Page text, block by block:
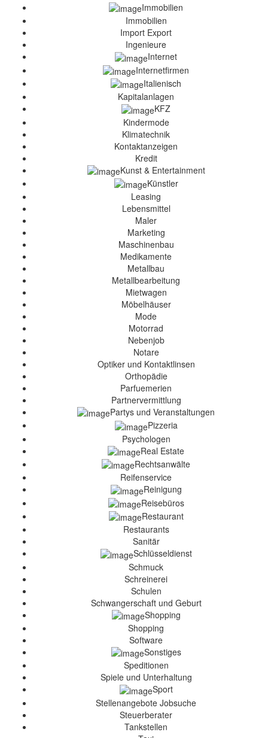
Immobilien
Immobilien
Import Export
Ingenieure
Internet
Internetfirmen
Italienisch
Kapitalanlagen
KFZ
Kindermode
Klimatechnik
Kontaktanzeigen
Kredit
Kunst & Entertainment
Künstler
Leasing
Lebensmittel
Maler
Marketing
Maschinenbau
Medikamente
Metallbau
Metallbearbeitung
Mietwagen
Möbelhäuser
Mode
Motorrad
Nebenjob
Notare
Optiker und Kontaktlinsen
Orthopädie
Parfuemerien
Partnervermittlung
Partys und Veranstaltungen
Pizzeria
Psychologen
Real Estate
Rechtsanwälte
Reifenservice
Reinigung
Reisebüros
Restaurant
Restaurants
Sanitär
Schlüsseldienst
Schmuck
Schreinerei
Schulen
Schwangerschaft und Geburt
Shopping
Shopping
Software
Sonstiges
Speditionen
Spiele und Unterhaltung
Sport
Stellenangebote Jobsuche
Steuerberater
Tankstellen